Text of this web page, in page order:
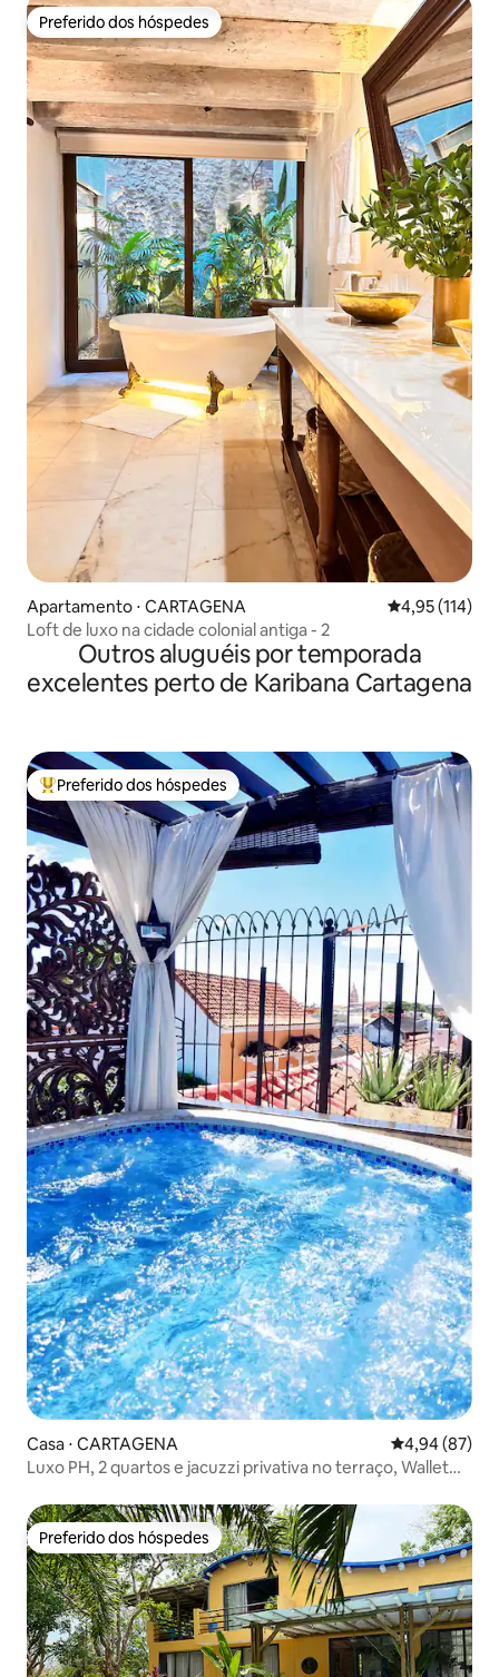
Preferido dos hóspedes
Preferido dos hóspedes
Apartamento ⋅ CARTAGENA 4,95 de uma
4,95 (114)
Loft de luxo na cidade colonial antiga - 2
Outros aluguéis por temporada
excelentes perto de Karibana Cartagena
Entre os melhores preferidos dos hóspedes
Preferido dos hóspedes
Casa ⋅ CARTAGENA 4,94 de uma
4,94 (87)
Luxo PH, 2 quartos e jacuzzi privativa no terraço, Wallet
Preferido dos hóspedes
Preferido dos hóspedes